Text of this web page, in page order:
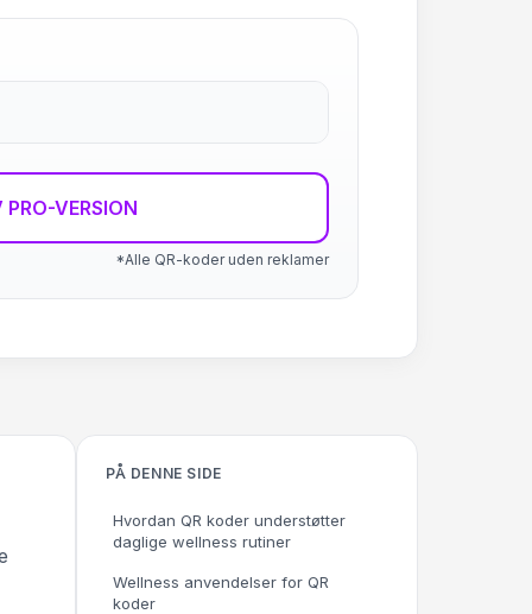
PRO-VERSION
*Alle QR-koder uden reklamer
PÅ DENNE SIDE
Hvordan QR koder understøtter
daglige wellness rutiner
Wellness anvendelser for QR
koder